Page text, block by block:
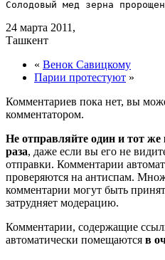
24 марта 2011,
Ташкент
« Венок Савицкому
Парии протестуют »
Комментариев пока нет, вы
комментатором.
Не отправляйте один и тот же
раза, даже если вы его не
отправки. Комментарии
проверяются на антиспам.
комментарии могут быть
затрудняет модерацию.
Комментарии, содержащие
автоматически помещаются в